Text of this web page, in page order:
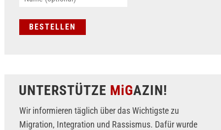
UNTERSTÜTZE MiGAZIN!
Wir informieren täglich über das Wichtigste zu
Migration, Integration und Rassismus. Dafür wurde